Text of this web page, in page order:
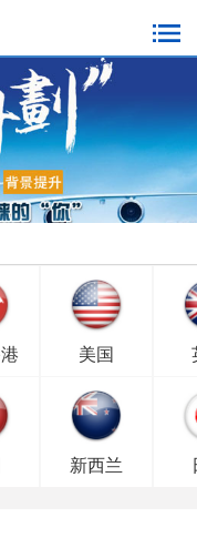
美国
新西兰